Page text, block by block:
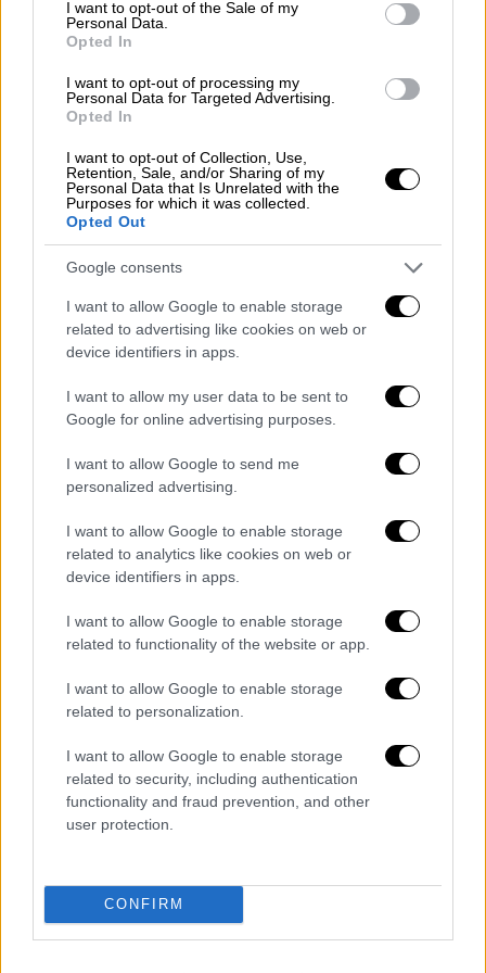
I want to opt-out of the Sale of my
Personal Data.
Opted In
I want to opt-out of processing my
Personal Data for Targeted Advertising.
Opted In
I want to opt-out of Collection, Use,
Retention, Sale, and/or Sharing of my
Personal Data that Is Unrelated with the
Purposes for which it was collected.
Opted Out
Google consents
I want to allow Google to enable storage
related to advertising like cookies on web or
device identifiers in apps.
I want to allow my user data to be sent to
Google for online advertising purposes.
I want to allow Google to send me
personalized advertising.
I want to allow Google to enable storage
related to analytics like cookies on web or
device identifiers in apps.
I want to allow Google to enable storage
related to functionality of the website or app.
I want to allow Google to enable storage
related to personalization.
I want to allow Google to enable storage
related to security, including authentication
functionality and fraud prevention, and other
user protection.
CONFIRM
ΜακΓκάρκ.
παραμείνουν κλειστάεκτός και αν η
Ουάσιγκτον
ιρανικών περιουσιακών στοιχείων. «Πρέπει
να τα απελευθερώσετε», είπε. «Αν ο Τραμπ
πάρει σοβαρά τις διαπραγματεύσεις… αυτά
τα 24 δισεκατομμύρια
πρέπει να περάσει». Ηφόρμουλά του είναι
: δώστε μας τα χρήματα ή δεν θα πάρετε
κατέχουμε. Το ποσό που ζητά ο Ρεζαΐ
περιλαμβάνει τα 6 δισεκατομμύρια της
συμφωνίας ομήρων του 2023. Αυτό είναι
αποκαλυπτικό. Για το Ιράν, οι σημερινές
διαπραγμάτευση ομήρων- μόνο που
αυτή τη
φορά όμηρος είναι η παγκόσμια οικονομία
Ιράν, Τεχεράνη (AP Photo/Vahid Salemi)